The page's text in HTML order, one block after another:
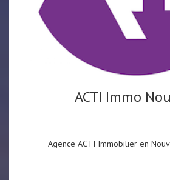
ACTI Immo
Agence ACTI Immobilier en